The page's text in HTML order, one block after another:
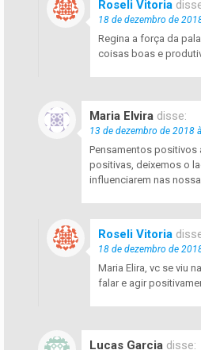
Roseli Vitoria
18 de dezembro de
Regina a força da
coisas boas e
Maria Elvira disse:
13 de dezembro de 2018
Pensamentos positivos
positivas, deixemos o
influenciarem nas
Roseli Vitoria
18 de dezembro de
Maria Elira, vc se viu
falar e agir
Lucas Garcia disse: